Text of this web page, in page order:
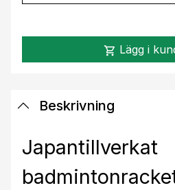
shopping_cart Lägg i
Beskrivning
Japantillverkat